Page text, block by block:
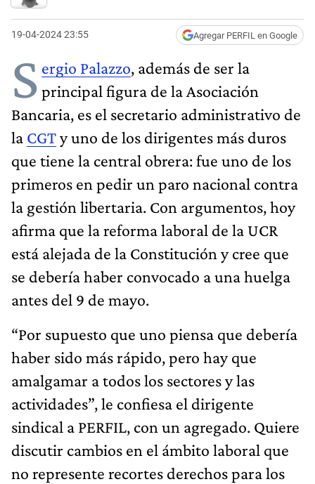
19-04-2024 23:55 Agregar PERFIL en Google
S ergio Palazzo, además de ser la
principal figura de la Asociación
Bancaria, es el secretario administrativo de
la CGTy uno de los dirigentes más duros
que tiene la central obrera: fue uno de los
primeros en pedir un paro nacional contra
la gestión libertaria. Con argumentos, hoy
afirma que la reforma laboral de la UCR
está alejada de la Constitución y cree que
se debería haber convocado a una huelga
antes del 9 de mayo.
“Por supuesto que uno piensa que debería
haber sido más rápido, pero hay que
amalgamar a todos los sectores y las
actividades”, le confiesa el dirigente
sindical a PERFIL, con un agregado. Quiere
discutir cambios en el ámbito laboral que
no represente recortes derechos para los